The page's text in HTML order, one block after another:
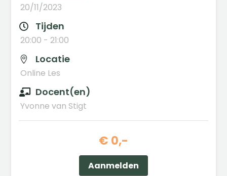
20/11/2023
 Tijden
20:00 - 21:00
 Locatie
Online Les
 Docent(en)
Yvonne van Stigt
€ 0,-
Aanmelden